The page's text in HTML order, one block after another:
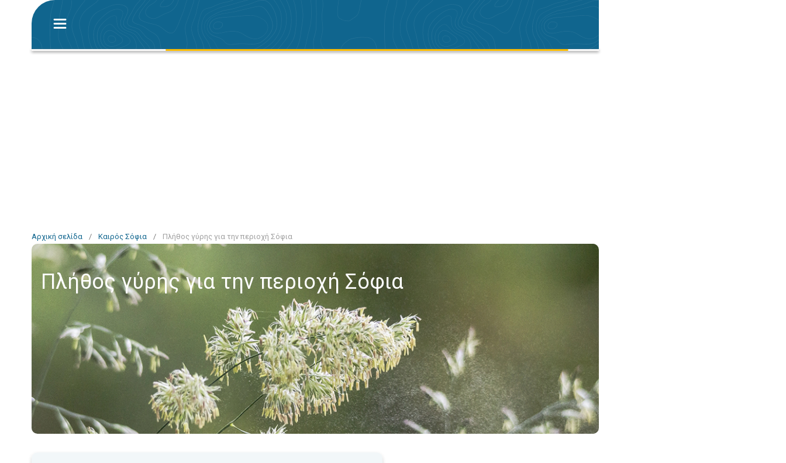
Αρχική σελίδα / Καιρός Σόφια / Πλήθος γύρης για την περιοχή Σόφια
Πλήθος γύρης για την περιοχή Σόφια